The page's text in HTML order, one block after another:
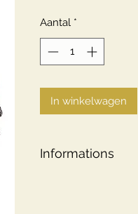
Aantal *
In winkelwagen
Informations